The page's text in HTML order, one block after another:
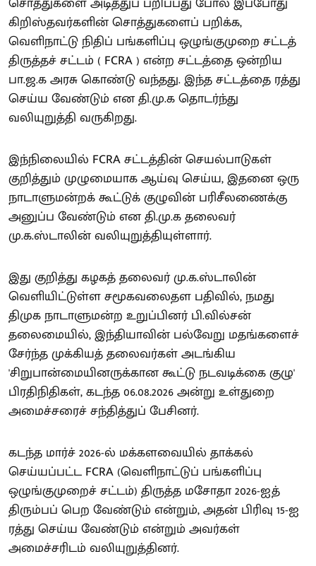
கிறிஸ்தவர்களின் சொத்துகளைப் பறிக்க,
வெளிநாட்டு நிதிப் பங்களிப்பு ஒழுங்குமுறை சட்டத்
திருத்தச் சட்டம் ( FCRA ) என்ற சட்டத்தை ஒன்றிய
பா.ஜ.க அரசு கொண்டு வந்தது. இந்த சட்டத்தை ரத்து
செய்ய வேண்டும் என தி.மு.க தொடர்ந்து
வலியுறுத்தி வருகிறது.
இந்நிலையில் FCRA சட்டத்தின் செயல்பாடுகள்
குறித்தும் முழுமையாக ஆய்வு செய்ய, இதனை ஒரு
நாடாளுமன்றக் கூட்டுக் குழுவின் பரிசீலணைக்கு
அனுப்ப வேண்டும் என தி.மு.க தலைவர்
மு.க.ஸ்டாலின் வலியுறுத்தியுள்ளார்.
இது குறித்து கழகத் தலைவர் மு.க.ஸ்டாலின்
வெளியிட்டுள்ள சமூகவலைதள பதிவில், நமது
திமுக நாடாளுமன்ற உறுப்பினர் பி.வில்சன்
தலைமையில், இந்தியாவின் பல்வேறு மதங்களைச்
சேர்ந்த முக்கியத் தலைவர்கள் அடங்கிய
'சிறுபான்மையினருக்கான கூட்டு நடவடிக்கை குழு'
பிரதிநிதிகள், கடந்த 06.08.2026 அன்று உள்துறை
அமைச்சரைச் சந்தித்துப் பேசினர்.
கடந்த மார்ச் 2026-ல் மக்களவையில் தாக்கல்
செய்யப்பட்ட FCRA (வெளிநாட்டுப் பங்களிப்பு
ஒழுங்குமுறைச் சட்டம்) திருத்த மசோதா 2026-ஐத்
திரும்பப் பெற வேண்டும் என்றும், அதன் பிரிவு 15-ஐ
ரத்து செய்ய வேண்டும் என்றும் அவர்கள்
அமைச்சரிடம் வலியுறுத்தினர்.